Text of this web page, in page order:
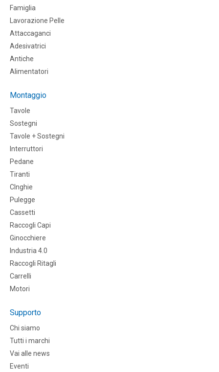
Famiglia
Lavorazione Pelle
Attaccaganci
Adesivatrici
Antiche
Alimentatori
Montaggio
Tavole
Sostegni
Tavole + Sostegni
Interruttori
Pedane
Tiranti
CInghie
Pulegge
Cassetti
Raccogli Capi
Ginocchiere
Industria 4.0
Raccogli Ritagli
Carrelli
Motori
Supporto
Chi siamo
Tutti i marchi
Vai alle news
Eventi